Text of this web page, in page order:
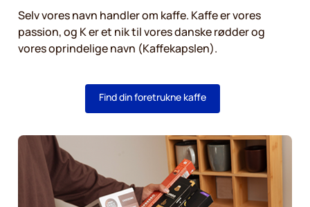
Selv vores navn handler om kaffe. Kaffe er vores
passion, og K er et nik til vores danske rødder og
vores oprindelige navn (Kaffekapslen).
Find din foretrukne kaffe